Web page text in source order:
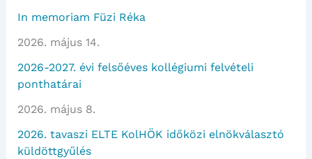
In memoriam Füzi Réka
2026. május 14.
2026-2027. évi felsőéves kollégiumi felvételi
ponthatárai
2026. május 8.
2026. tavaszi ELTE KolHÖK időközi elnökválasztó
küldöttgyűlés